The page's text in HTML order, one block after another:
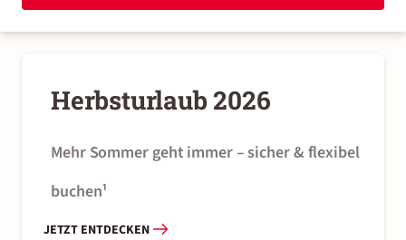
Herbsturlaub 2026
Mehr Sommer geht immer – sicher & flexibel
buchen¹
JETZT ENTDECKEN